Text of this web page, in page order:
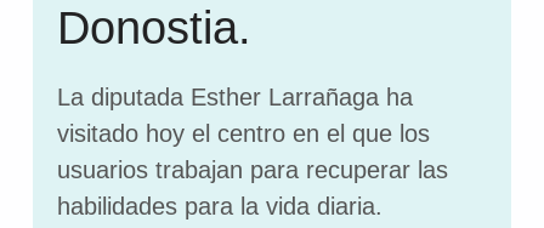
Donostia.
La diputada Esther Larrañaga ha
visitado hoy el centro en el que los
usuarios trabajan para recuperar las
habilidades para la vida diaria.